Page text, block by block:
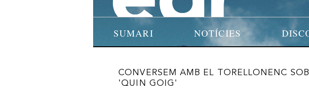
SUMARI NOTÍCIES
CONVERSEM AMB EL TORELLONENC
'QUIN GOIG'